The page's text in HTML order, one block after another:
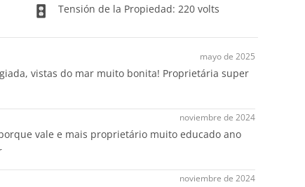
Tensión de la Propiedad: 220 volts
mayo de 2025
vistas do mar muito bonita! Proprietária super
noviembre de 2024
vale e mais proprietário muito educado ano
noviembre de 2024